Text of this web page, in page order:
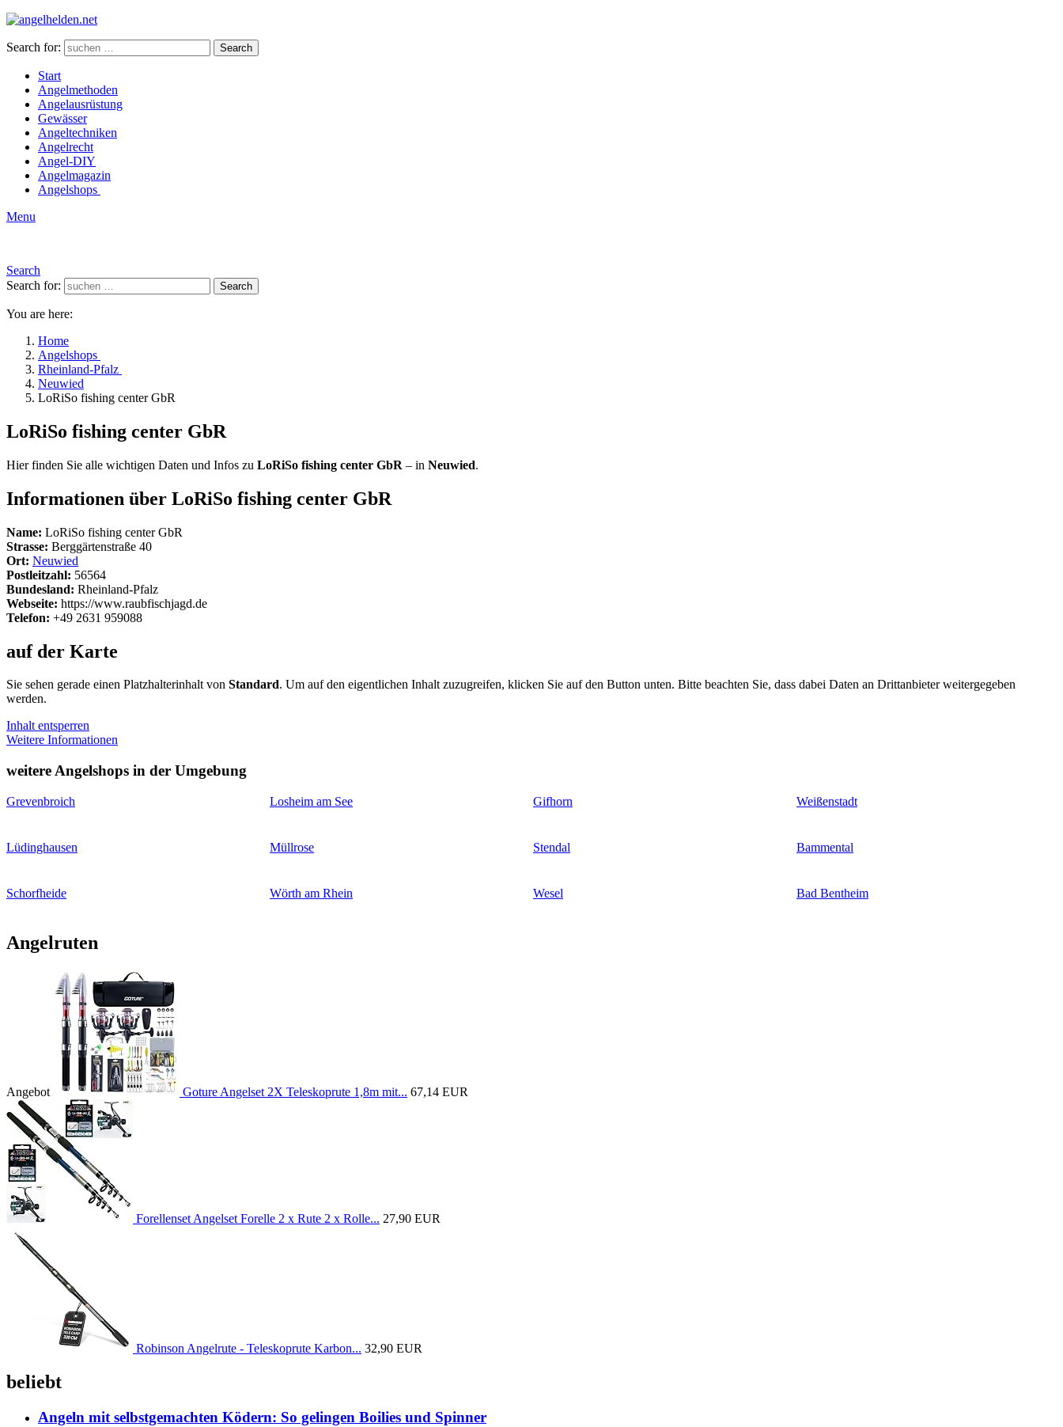
Search for: Search
Start
Angelmethoden
Angelausrüstung
Gewässer
Angeltechniken
Angelrecht
Angel-DIY
Angelmagazin
Angelshops
Menu
Search
Search for:
Search
You are here:
Home
Angelshops
Rheinland-Pfalz
Neuwied
LoRiSo fishing center GbR
LoRiSo fishing center GbR
Hier finden Sie alle wichtigen Daten und Infos zu LoRiSo fishing center GbR – in Neuwied.
Informationen über LoRiSo fishing center GbR
Name: LoRiSo fishing center GbR
Strasse: Berggärtenstraße 40
Ort: Neuwied
Postleitzahl: 56564
Bundesland: Rheinland-Pfalz
Webseite: https://www.raubfischjagd.de
Telefon: +49 2631 959088
auf der Karte
Sie sehen gerade einen Platzhalterinhalt von Standard. Um auf den eigentlichen Inhalt zuzugreifen, klicken Sie auf den Button unten. Bitte beachten Sie, dass dabei Daten an Drittanbieter weitergegeben
werden.
Inhalt entsperren
Weitere Informationen
weitere Angelshops in der Umgebung
Grevenbroich Losheim am See Gifhorn Weißenstadt
Lüdinghausen Müllrose Stendal Bammental
Schorfheide Wörth am Rhein Wesel Bad Bentheim
Angelruten
Angebot Goture Angelset 2X Teleskoprute 1,8m mit... 67,14 EUR
Forellenset Angelset Forelle 2 x Rute 2 x Rolle... 27,90 EUR
Robinson Angelrute - Teleskoprute Karbon... 32,90 EUR
beliebt
Angeln mit selbstgemachten Ködern: So gelingen Boilies und Spinner